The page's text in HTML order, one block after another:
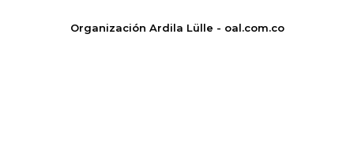
Organización Ardila Lülle - oal.com.co